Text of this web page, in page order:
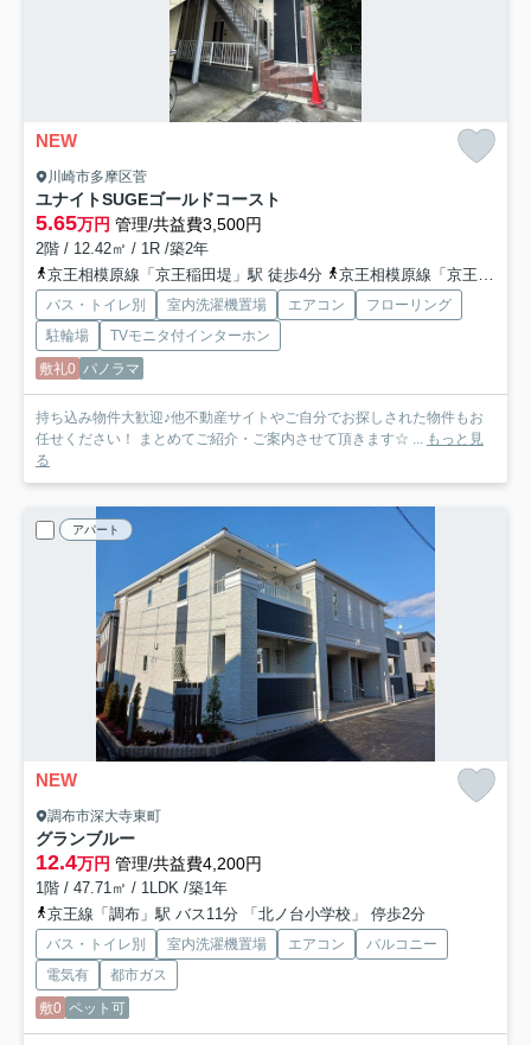
NEW
川崎市多摩区菅
ユナイトSUGEゴールドコースト
5.65万円 管理/共益費3,500円
2階 / 12.42㎡ / 1R /築2年
京王相模原線「京王稲田堤」駅 徒歩4分
京王相模原線「京王多摩川」駅 徒歩36分
バス・トイレ別 室内洗濯機置場 エアコン
フローリング
駐輪場
TVモニタ付インターホン
敷礼0 パノラマ
持ち込み物件大歓迎♪他不動産サイトやご自分でお探しされた物件もお
任せください！ まとめてご紹介・ご案内させて頂きます☆ ... もっと見
る
アパート
NEW
調布市深大寺東町
グランブルー
12.4万円 管理/共益費4,200円
1階 / 47.71㎡ / 1LDK /築1年
京王線「調布」駅 バス11分 「北ノ台小学校」 停歩2分
バス・トイレ別 室内洗濯機置場 エアコン
バルコニー
電気有
都市ガス
敷0 ペット可